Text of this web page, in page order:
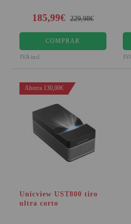
185,99€ 229,98€
COMPRAR
IVA incl.
Ahorra 130,00€
Unicview UST800 tiro
ultra corto